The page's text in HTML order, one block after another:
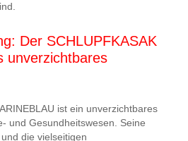
Der SCHLUPFKASAK
unverzichtbares
ist ein unverzichtbares
und Gesundheitswesen. Seine
die vielseitigen